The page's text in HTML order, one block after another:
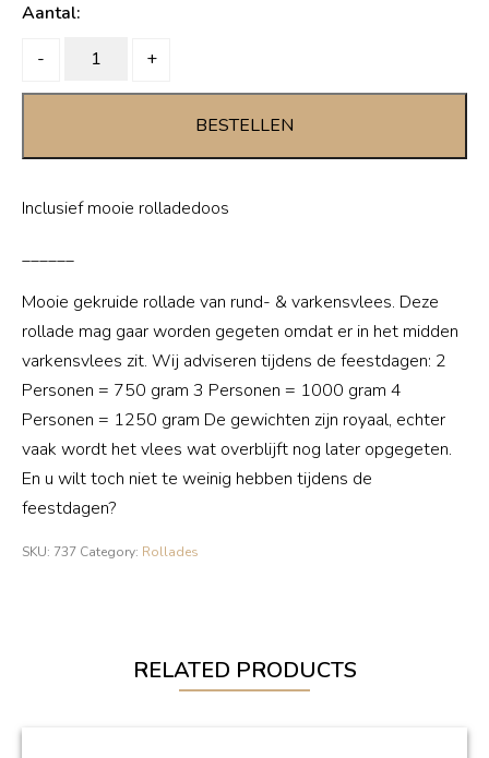
Aantal:
-
Half
+
BESTELLEN
Inclusief mooie rolladedoos
______
Mooie gekruide rollade van rund- & varkensvlees. Deze
rollade mag gaar worden gegeten omdat er in het midden
varkensvlees zit. Wij adviseren tijdens de feestdagen: 2
Personen = 750 gram 3 Personen = 1000 gram 4
Personen = 1250 gram De gewichten zijn royaal, echter
vaak wordt het vlees wat overblijft nog later opgegeten.
En u wilt toch niet te weinig hebben tijdens de
feestdagen?
SKU: 737 Category: Rollades
RELATED PRODUCTS